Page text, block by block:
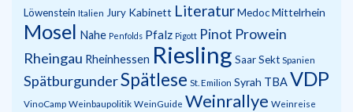
Löwenstein Italien Jury Kabinett LiteraturMedocMittelrhein
Mosel Nahe Penfolds Pfalz Pigott Pinot Prowein
Rheingau Rheinhessen Riesling SaarSekt Spanien
SpätburgunderSpätlese St. Emilion Syrah TBAVDP
VinoCamp Weinbaupolitik WeinGuide Weinrallye Weinreise